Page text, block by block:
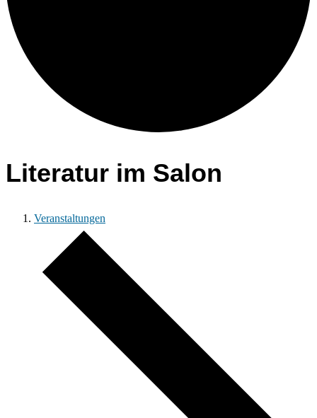
Literatur im Salon
Veranstaltungen